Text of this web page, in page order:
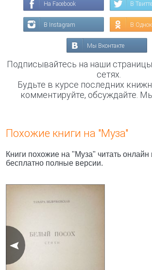
На Facebook В
В Instagram В
Мы Вконтакте
Подписывайтесь на наши
сетях.
Будьте в курсе последних
комментируйте, обсуждайте.
Похожие книги на "Муза"
Книги похожие на "Муза" читать онлайн
бесплатно полные версии.